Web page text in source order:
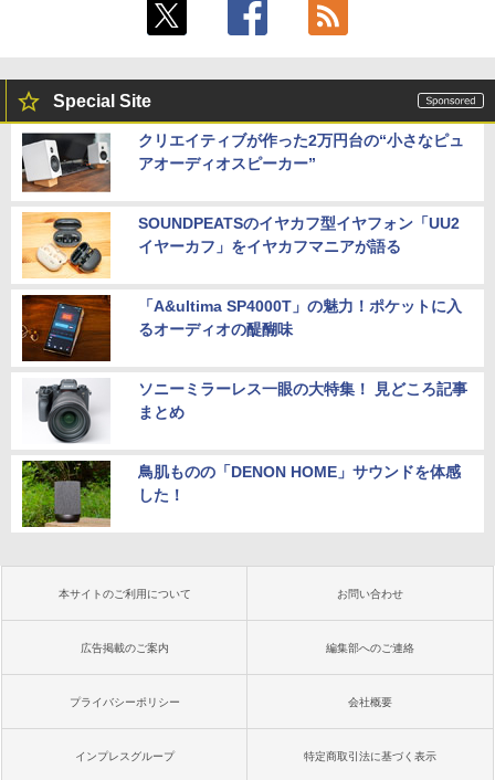
Special Site
クリエイティブが作った2万円台の“小さなピュ
アオーディオスピーカー”
SOUNDPEATSのイヤカフ型イヤフォン「UU2
イヤーカフ」をイヤカフマニアが語る
「A&ultima SP4000T」の魅力！ポケットに入
るオーディオの醍醐味
ソニーミラーレス一眼の大特集！ 見どころ記事
まとめ
鳥肌ものの「DENON HOME」サウンドを体感
した！
本サイトのご利用について お問い合わせ
広告掲載のご案内 編集部へのご連絡
プライバシーポリシー 会社概要
インプレスグループ 特定商取引法に基づく表示